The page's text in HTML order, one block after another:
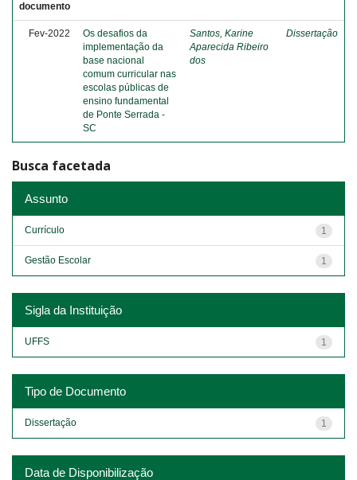
documento
Fev-2022
Os desafios da
implementação da
base nacional
comum curricular nas
escolas públicas de
ensino fundamental
de Ponte Serrada -
SC
Santos, Karine
Aparecida Ribeiro
dos
Dissertação
Busca facetada
Assunto
1
Currículo
1
Gestão Escolar
Sigla da Instituição
1
UFFS
Tipo de Documento
1
Dissertação
Data de Disponibilização